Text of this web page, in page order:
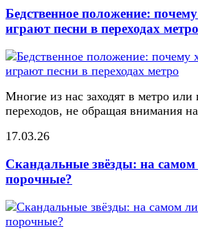
Бедственное положение:
играют песни в переходах метро
Многие из нас заходят в метро
переходов, не обращая внимания
17.03.26
Скандальные звёзды: на самом
порочные?